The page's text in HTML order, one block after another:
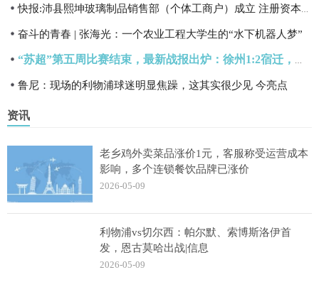
奋斗的青春 | 张海光：一个农业工程大学生的“水下机器人梦”
鲁尼：现场的利物浦球迷明显焦躁，这其实很少见 今亮点
资讯
老乡鸡外卖菜品涨价1元，客服称受运营成本
影响，多个连锁餐饮品牌已涨价
2026-05-09
利物浦vs切尔西：帕尔默、索博斯洛伊首
发，恩古莫哈出战|信息
2026-05-09